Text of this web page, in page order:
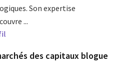
Son expertise
...
des capitaux blogue